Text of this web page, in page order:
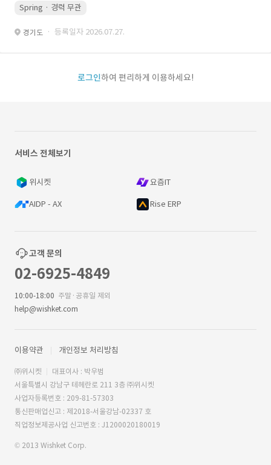
Spring · 경력 무관
경기도 · 등록일자 2026.07.27.
로그인하여 편리하게 이용하세요!
서비스 전체보기
위시켓 요즘IT
AIDP - AX Rise ERP
고객 문의
02-6925-4849
10:00-18:00 주말·공휴일 제외
help@wishket.com
이용약관 개인정보 처리방침
㈜위시켓
대표이사 : 박우범
서울특별시 강남구 테헤란로 211 3층 ㈜위시켓
사업자등록번호 : 209-81-57303
통신판매업신고 : 제2018-서울강남-02337 호
직업정보제공사업 신고번호 : J1200020180019
© 2013 Wishket Corp.